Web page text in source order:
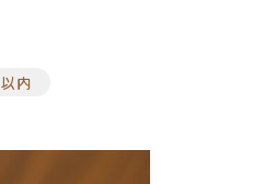
内